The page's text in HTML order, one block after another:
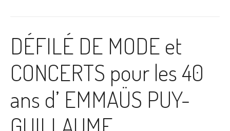
DÉFILÉ DE MODE et
CONCERTS pour les 40
ans d’ EMMAÜS PUY-